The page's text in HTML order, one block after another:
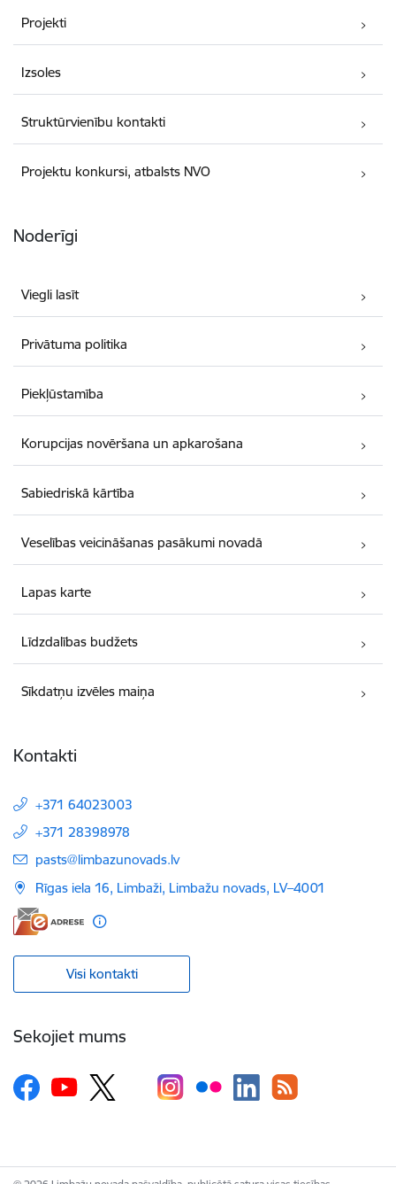
Projekti
Izsoles
Struktūrvienību kontakti
Projektu konkursi, atbalsts NVO
Noderīgi
Viegli lasīt
Privātuma politika
Piekļūstamība
Korupcijas novēršana un apkarošana
Sabiedriskā kārtība
Veselības veicināšanas pasākumi novadā
Lapas karte
Līdzdalības budžets
Sīkdatņu izvēles maiņa
Kontakti
+371 64023003
+371 28398978
E-pasts:
pasts@limbazunovads.lv
Rīgas iela 16, Limbaži, Limbažu novads, LV–4001
Visi kontakti
Sekojiet mums